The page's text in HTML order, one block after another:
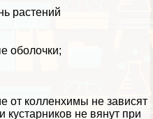
растений
оболочки;
от колленхимы не зависят
кустарников не вянут при